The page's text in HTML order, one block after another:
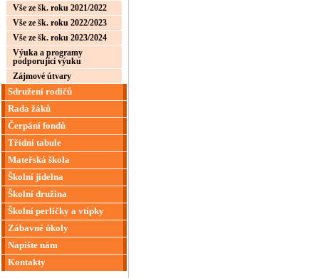
Vše ze šk. roku 2021/2022
Vše ze šk. roku 2022/2023
Vše ze šk. roku 2023/2024
Výuka a programy
podporující výuku
Zájmové útvary
Sdružení rodičů
Rada žáků
Čerpání fondů
Třídní tabule
Mateřská škola
Školní jídelna
Školní družina
Školní perličky a vtípky
Zábavné úkoly
Napište nám
Kontakty